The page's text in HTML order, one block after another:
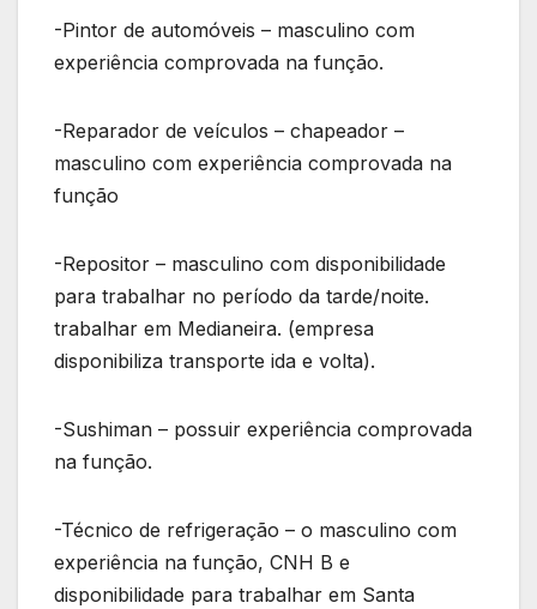
-Pintor de automóveis – masculino com
experiência comprovada na função.
-Reparador de veículos – chapeador –
masculino com experiência comprovada na
função
-Repositor – masculino com disponibilidade
para trabalhar no período da tarde/noite.
trabalhar em Medianeira. (empresa
disponibiliza transporte ida e volta).
-Sushiman – possuir experiência comprovada
na função.
-Técnico de refrigeração – o masculino com
experiência na função, CNH B e
disponibilidade para trabalhar em Santa